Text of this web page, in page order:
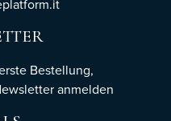
Bestellung,
anmelden